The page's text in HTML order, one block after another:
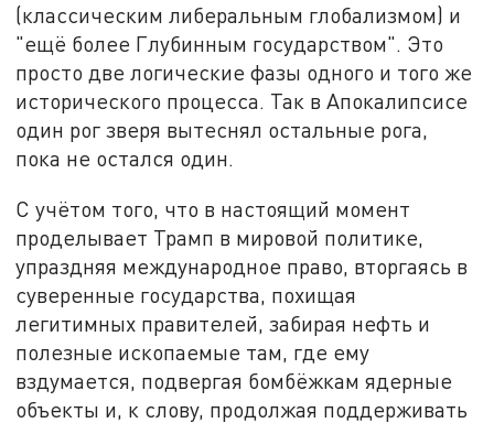
(классическим либеральным глобализмом) и
"ещё более Глубинным государством". Это
просто две логические фазы одного и того же
исторического процесса. Так в Апокалипсисе
один рог зверя вытеснял остальные рога,
пока не остался один.
С учётом того, что в настоящий момент
проделывает Трамп в мировой политике,
упраздняя международное право, вторгаясь в
суверенные государства, похищая
легитимных правителей, забирая нефть и
полезные ископаемые там, где ему
вздумается, подвергая бомбёжкам ядерные
объекты и, к слову, продолжая поддерживать